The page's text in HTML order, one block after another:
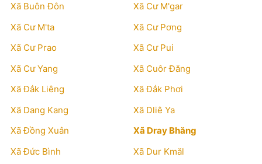
Xã Buôn Đôn
Xã Cư M'gar
Xã Cư M'ta
Xã Cư Pơng
Xã Cư Prao
Xã Cư Pui
Xã Cư Yang
Xã Cuôr Đăng
Xã Đắk Liêng
Xã Đắk Phơi
Xã Dang Kang
Xã Dliê Ya
Xã Đồng Xuân
Xã Dray Bhăng
Xã Đức Bình
Xã Dur Kmăl